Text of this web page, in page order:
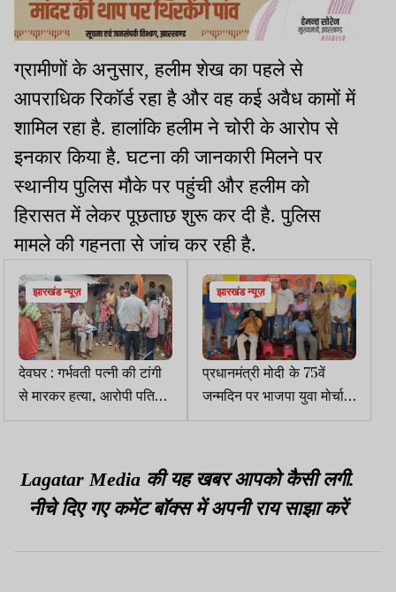
​ग्रामीणों के अनुसार, हलीम शेख का पहले से
आपराधिक रिकॉर्ड रहा है और वह कई अवैध कामों में
शामिल रहा है. हालांकि हलीम ने चोरी के आरोप से
इनकार किया है. घटना की जानकारी मिलने पर
स्थानीय पुलिस मौके पर पहुंची और हलीम को
हिरासत में लेकर पूछताछ शुरू कर दी है. पुलिस
मामले की गहनता से जांच कर रही है.
झारखंड न्यूज़
देवघर : गर्भवती पत्नी की टांगी
से मारकर हत्या, आरोपी पति
हिरासत में
झारखंड न्यूज़
प्रधानमंत्री मोदी के 75वें
जन्मदिन पर भाजपा युवा मोर्चा
का रक्तदान शिविर
Lagatar Media की यह खबर आपको कैसी लगी.
नीचे दिए गए कमेंट बॉक्स में अपनी राय साझा करें